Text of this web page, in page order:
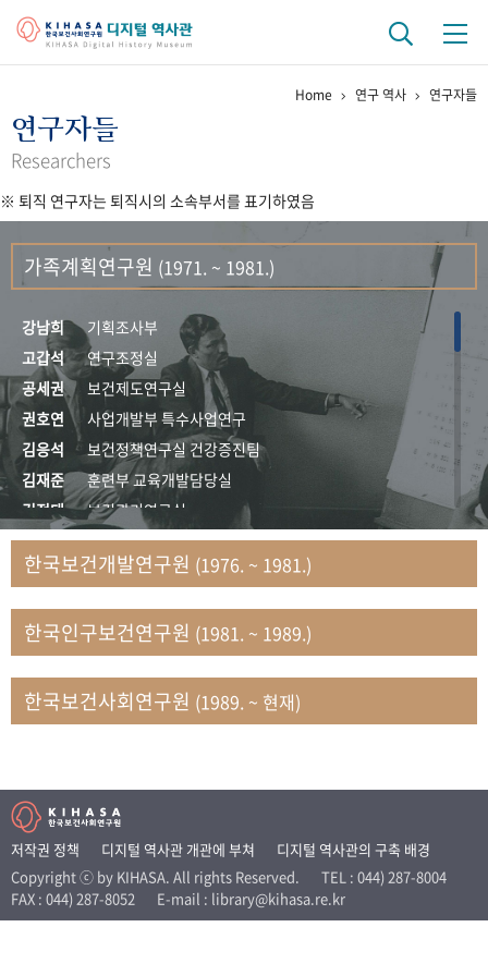
걸어온 길 기관 변천사
연구 역사
정책과 연구 키워드로 보는 연구 역사
연구자들
간행물 변천사
기록물 아카이브
사진 아카이브 문서 기록물 행정박물 영상 기록물
50+1주년 기념
성과 50선 숫자로 보는 50년
세계와 함께 한 KIHASA
VR 역사관
Home 연구 역사 연구자들
연구자들
Researchers
※ 퇴직 연구자는 퇴직시의 소속부서를 표기하였음
가족계획연구원 (1971. ~ 1981.)
강남희
기획조사부
고갑석
연구조정실
공세권
보건제도연구실
권호연
사업개발부 특수사업연구
김응석
보건정책연구실 건강증진팀
김재준
훈련부 교육개발담당실
김정태
보건관리연구실
김지자
연구부 사회개발담당실
김태룡
조사평가부 연구과
문현상
가족복지연구실 인구가족연구팀
박인화
보건정책연구실
박재빈
연구부 인구역학담당실
변종화
보건정책연구실 건강증진팀
송건용
보건정책연구실
송태민
정보통계연구실 빅데이터연구센터
신희설
사업개발부 국제협력연구실
이규식
의료보험연구실
이문기
훈련부
한국보건개발연구원 (1976. ~ 1981.)
한국인구보건연구원 (1981. ~ 1989.)
한국보건사회연구원 (1989. ~ 현재)
저작권 정책 디지털 역사관 개관에 부쳐
디지털 역사관의 구축 배경
Copyright ⓒ by KIHASA. All rights Reserved.
TEL : 044) 287-8004
FAX : 044) 287-8052
E-mail : library@kihasa.re.kr